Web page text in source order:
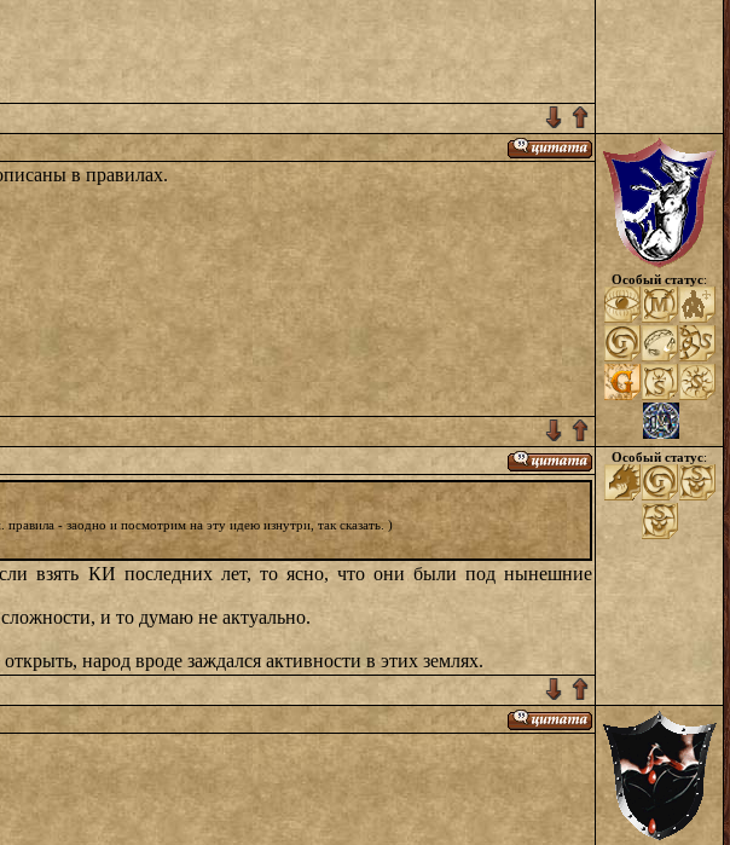
в правилах.
Особый статус:
- заодно и посмотрим на эту идею изнутри, так сказать. )
взять КИ последних лет, то ясно, что они были под нынешние
и то думаю не актуально.
народ вроде заждался активности в этих землях.
Особый статус: